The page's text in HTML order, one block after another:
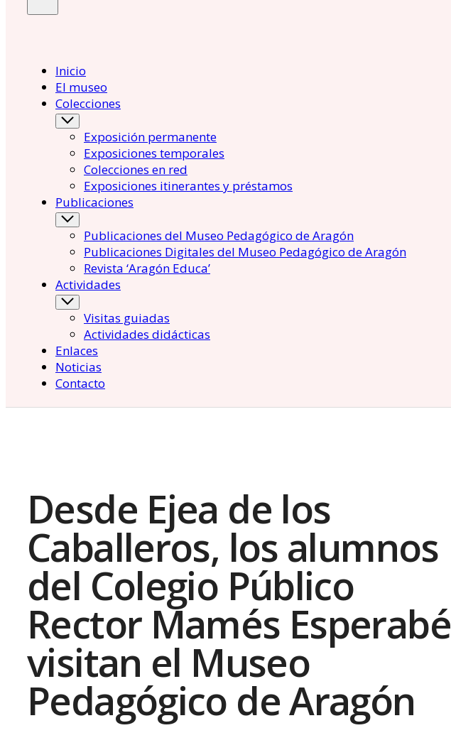
Inicio
El museo
Colecciones
Exposición permanente
Exposiciones temporales
Colecciones en red
Exposiciones itinerantes y préstamos
Publicaciones
Publicaciones del Museo Pedagógico de Aragón
Publicaciones Digitales del Museo Pedagógico de Aragón
Revista ‘Aragón Educa’
Actividades
Visitas guiadas
Actividades didácticas
Enlaces
Noticias
Contacto
Desde Ejea de los
Caballeros, los alumnos
del Colegio Público
Rector Mamés Esperabé
visitan el Museo
Pedagógico de Aragón